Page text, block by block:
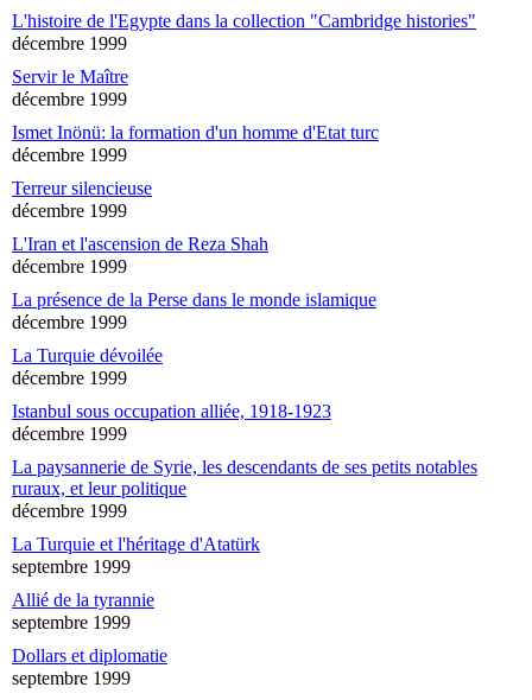
L'histoire de l'Egypte dans la collection "Cambridge histories"
décembre 1999
Servir le Maître
décembre 1999
Ismet Inönü: la formation d'un homme d'Etat turc
décembre 1999
Terreur silencieuse
décembre 1999
L'Iran et l'ascension de Reza Shah
décembre 1999
La présence de la Perse dans le monde islamique
décembre 1999
La Turquie dévoilée
décembre 1999
Istanbul sous occupation alliée, 1918-1923
décembre 1999
La paysannerie de Syrie, les descendants de ses petits notables
ruraux, et leur politique
décembre 1999
La Turquie et l'héritage d'Atatürk
septembre 1999
Allié de la tyrannie
septembre 1999
Dollars et diplomatie
septembre 1999